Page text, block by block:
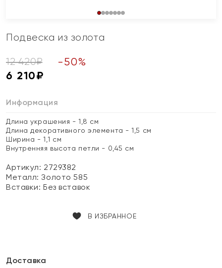
Подвеска из золота
12 420₽ -50%
6 210₽
Информация
Длина украшения - 1,8 см
Длина декоративного элемента - 1,5 см
Ширина - 1,1 см
Внутренняя высота петли - 0,45 см
Артикул: 2729382
Металл:Золото 585
Вставки:Без вставок
В ИЗБРАННОЕ
Доставка